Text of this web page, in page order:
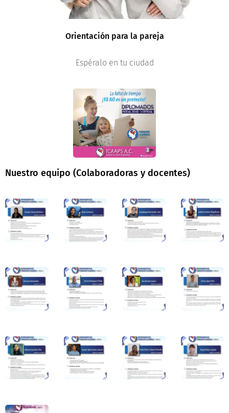
Orientación para la pareja
Espéralo en tu ciudad
Nuestro equipo (Colaboradoras y docentes)